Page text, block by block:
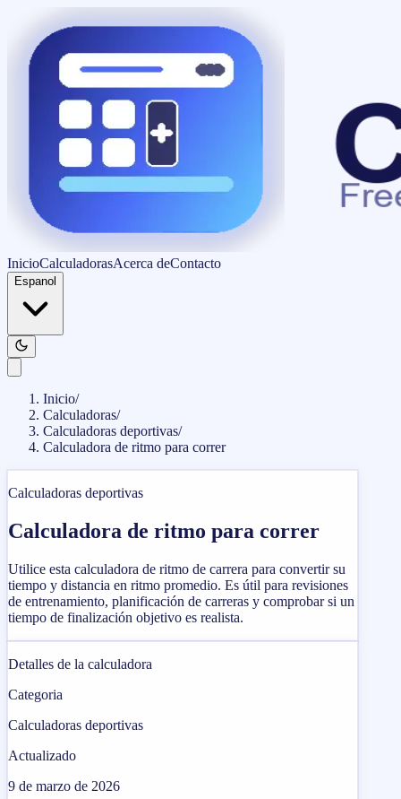
InicioCalculadorasAcerca deContacto
Espanol
Inicio/
Calculadoras/
Calculadoras deportivas/
Calculadora de ritmo para correr
Calculadoras deportivas
Calculadora de ritmo para correr
Utilice esta calculadora de ritmo de carrera para convertir su
tiempo y distancia en ritmo promedio. Es útil para revisiones
de entrenamiento, planificación de carreras y comprobar si un
tiempo de finalización objetivo es realista.
Detalles de la calculadora
Categoria
Calculadoras deportivas
Actualizado
9 de marzo de 2026